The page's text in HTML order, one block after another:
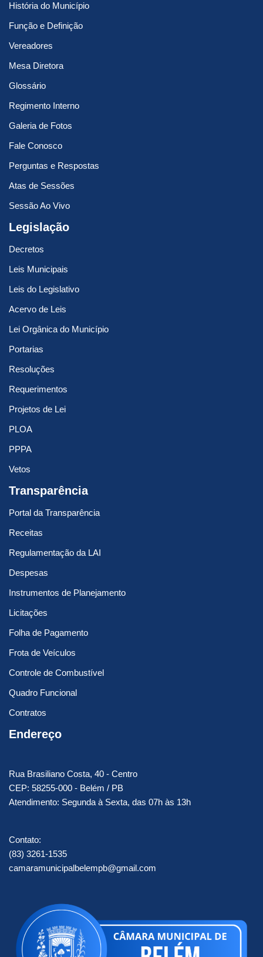
História do Município
Função e Definição
Vereadores
Mesa Diretora
Glossário
Regimento Interno
Galeria de Fotos
Fale Conosco
Perguntas e Respostas
Atas de Sessões
Sessão Ao Vivo
Legislação
Decretos
Leis Municipais
Leis do Legislativo
Acervo de Leis
Lei Orgânica do Município
Portarias
Resoluções
Requerimentos
Projetos de Lei
PLOA
PPPA
Vetos
Transparência
Portal da Transparência
Receitas
Regulamentação da LAI
Despesas
Instrumentos de Planejamento
Licitações
Folha de Pagamento
Frota de Veículos
Controle de Combustível
Quadro Funcional
Contratos
Endereço
Rua Brasiliano Costa, 40 - Centro
CEP: 58255-000 - Belém / PB
Atendimento: Segunda à Sexta, das 07h às 13h
Contato:
(83) 3261-1535
camaramunicipalbelempb@gmail.com